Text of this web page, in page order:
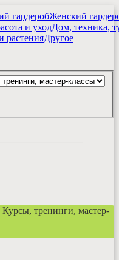
гардеробЖенский
и уходДом, техника,
растенияДругое
тренинги, мастер-